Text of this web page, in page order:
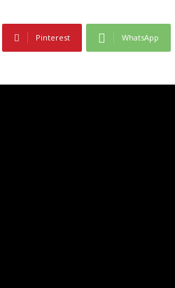
Pinterest WhatsApp